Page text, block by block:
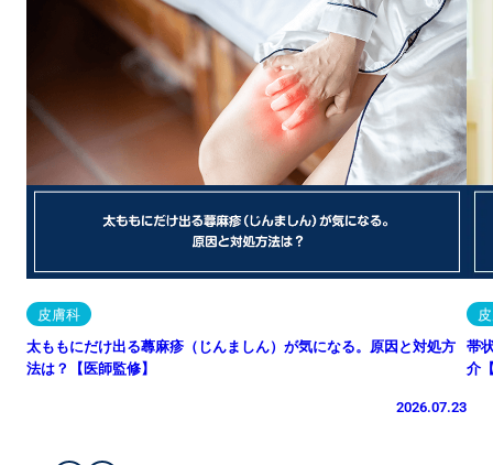
皮膚科
太ももにだけ出る蕁麻疹（じんましん）が気になる。原因と対処方
法は？【医師監修】
2026.07.23
帯
介